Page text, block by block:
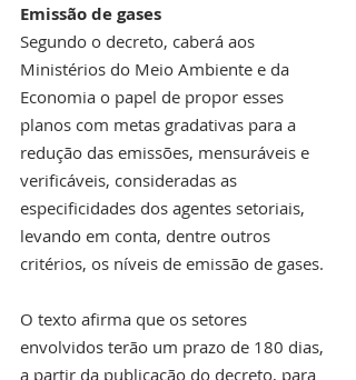
Emissão de gases
Segundo o decreto, caberá aos
Ministérios do Meio Ambiente e da
Economia o papel de propor esses
planos com metas gradativas para a
redução das emissões, mensuráveis e
verificáveis, consideradas as
especificidades dos agentes setoriais,
levando em conta, dentre outros
critérios, os níveis de emissão de gases.
O texto afirma que os setores
envolvidos terão um prazo de 180 dias,
a partir da publicação do decreto, para